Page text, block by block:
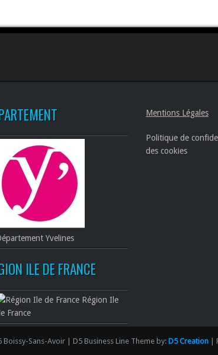
Yvelines
ILE DE FRANCE
Région Ile
France
Mentions Légales
Politique de
des cookies
Boissy-Sans-Avoir | D5 Business Line Theme by: D5 Creation|